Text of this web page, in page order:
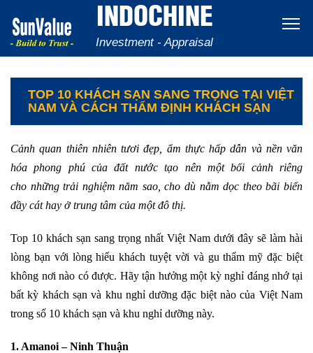
INDOCHINE
Investment - Appraisal
TOP 10 KHÁCH SẠN SANG TRỌNG TẠI VIỆT
NAM VÀ CÁCH THẨM ĐỊNH KHÁCH SẠN
Cảnh quan thiên nhiên tươi đẹp, ẩm thực hấp dẫn và nền văn
hóa phong phú của đất nước tạo nên một bối cảnh riêng
cho những trải nghiệm năm sao, cho dù nằm dọc theo bãi biển
đầy cát hay ở trung tâm của một đô thị.
Top 10 khách sạn sang trọng nhất Việt Nam dưới đây sẽ làm hài
lòng bạn với lòng hiếu khách tuyệt vời và gu thẩm mỹ đặc biệt
không nơi nào có được. Hãy tận hưởng một kỳ nghỉ đáng nhớ tại
bất kỳ khách sạn và khu nghỉ dưỡng đặc biệt nào của Việt Nam
trong số 10 khách sạn và khu nghỉ dưỡng này.
1. Amanoi – Ninh Thuận